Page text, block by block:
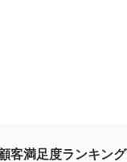
客満足度ランキング